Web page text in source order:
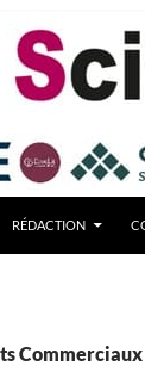
RÉDACTION
Commerciaux